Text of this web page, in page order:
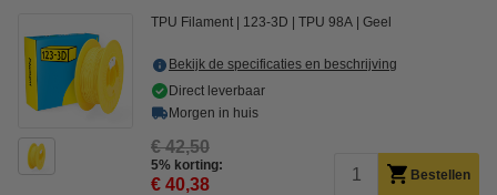
TPU Filament 123-3D TPU 98A Geel
Bekijk de specificaties en beschrijving
Direct leverbaar
Morgen in huis
€ 42,50
5% korting:
€ 40,38 Bestellen